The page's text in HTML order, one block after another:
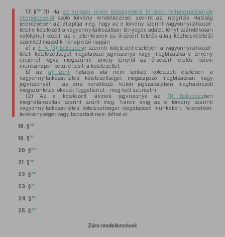
17. §55 (1) Ha az európai uniós költségvetési források felhasználásának
ellenőrzéséről szóló törvény rendelkezései szerint az Integritás Hatóság
jelentésében azt állapítja meg, hogy az e törvény szerint vagyonnyilatkozat-
tételre kötelezett a vagyonnyilatkozatban lényeges adatot, tényt szándékosan
valótlanul közölt, az e jelentésnek az őrzésért felelős általi kézhezvételétől
számított második hónap első napján
a) a3. § (3) bekezdése szerinti kötelezett esetében a vagyonnyilatkozat-
tételi kötelezettséget megalapozó jogviszonya vagy megbízatása e törvény
erejénél fogva megszűnik, amely tényről az őrzésért felelős három
munkanapon belül értesíti a kötelezettet,
b) az a) pont hatálya alá nem tartozó kötelezett esetében a
vagyonnyilatkozat-tételi kötelezettséget megalapozó megbízatását vagy
jogviszonyát – az arra vonatkozó, külön jogszabályban meghatározott
megszüntetési okoktól függetlenül – meg kell szüntetni.
(2) Az a kötelezett, akinek jogviszonya az (1) bekezdésben
meghatározottak szerint szűnt meg, három évig az e törvény szerinti
vagyonnyilatkozat-tételi kötelezettséget megalapozó munkakört, feladatkört,
tevékenységet vagy beosztást nem láthat el.
18. §56
19. §57
20. §58
21. §59
22. § 60
23. § 61
24. § 62
25. § 63
Záró rendelkezések